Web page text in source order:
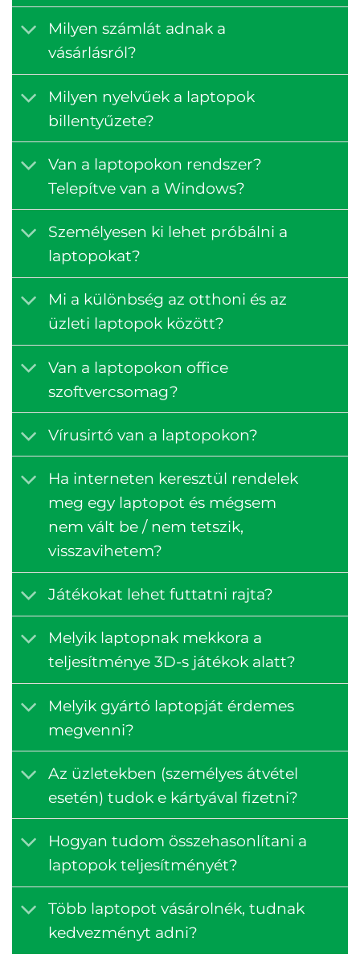
Milyen számlát adnak a
vásárlásról?
Milyen nyelvűek a laptopok
billentyűzete?
Van a laptopokon rendszer?
Telepítve van a Windows?
Személyesen ki lehet próbálni a
laptopokat?
Mi a különbség az otthoni és az
üzleti laptopok között?
Van a laptopokon office
szoftvercsomag?
Vírusirtó van a laptopokon?
Ha interneten keresztül rendelek
meg egy laptopot és mégsem
nem vált be / nem tetszik,
visszavihetem?
Játékokat lehet futtatni rajta?
Melyik laptopnak mekkora a
teljesítménye 3D-s játékok alatt?
Melyik gyártó laptopját érdemes
megvenni?
Az üzletekben (személyes átvétel
esetén) tudok e kártyával fizetni?
Hogyan tudom összehasonlítani a
laptopok teljesítményét?
Több laptopot vásárolnék, tudnak
kedvezményt adni?